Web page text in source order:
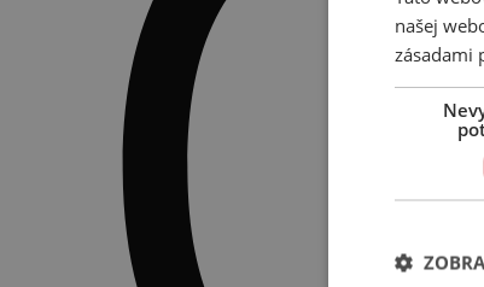
našej
zásadami